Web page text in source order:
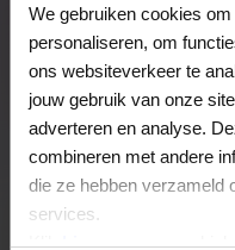
We gebruiken cookies
personaliseren, om
ons websiteverkeer te
jouw gebruik van onze
adverteren en analyse.
combineren met andere
die ze hebben verzameld
services.
Klikhiervoor ons
Eetcafé
Turnhoutseweg
5541NZ Reusel
Veelgestelde
Hoelang blijft